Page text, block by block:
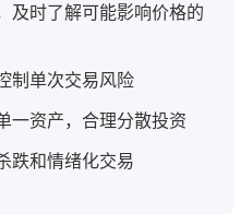
及时了解可能影响价格的
制单次交易风险
一资产，合理分散投资
跌和情绪化交易